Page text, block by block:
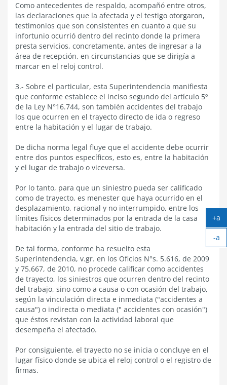
Como antecedentes de respaldo, acompañó entre otros,
las declaraciones que la afectada y el testigo otorgaron,
testimonios que son consistentes en cuanto a que su
infortunio ocurrió dentro del recinto donde la primera
presta servicios, concretamente, antes de ingresar a la
área de recepción, en circunstancias que se dirigía a
marcar en el reloj control.
3.- Sobre el particular, esta Superintendencia manifiesta
que conforme establece el inciso segundo del artículo 5º
de la Ley N°16.744, son también accidentes del trabajo
los que ocurren en el trayecto directo de ida o regreso
entre la habitación y el lugar de trabajo.
De dicha norma legal fluye que el accidente debe ocurrir
entre dos puntos específicos, esto es, entre la habitación
y el lugar de trabajo o viceversa.
Por lo tanto, para que un siniestro pueda ser calificado
como de trayecto, es menester que haya ocurrido en el
desplazamiento, racional y no interrumpido, entre los
límites físicos determinados por la entrada de la casa
habitación y la entrada del sitio de trabajo.
De tal forma, conforme ha resuelto esta
Superintendencia, v.gr. en los Oficios N°s. 5.616, de 2009
y 75.667, de 2010, no procede calificar como accidentes
de trayecto, los siniestros que ocurren dentro del recinto
del trabajo, sino como a causa o con ocasión del trabajo,
según la vinculación directa e inmediata ("accidentes a
causa") o indirecta o mediata (" accidentes con ocasión")
que éstos revistan con la actividad laboral que
desempeña el afectado.
Por consiguiente, el trayecto no se inicia o concluye en el
lugar físico donde se ubica el reloj control o el registro de
firmas.
+a
-a